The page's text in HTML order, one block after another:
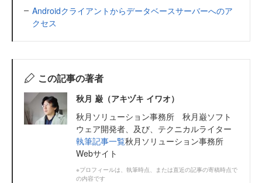
Androidクライアントからデータベースサーバーへのア
クセス
この記事の著者
秋月 巌（アキヅキ イワオ）
秋月ソリューション事務所 秋月巌ソフト
ウェア開発者、及び、テクニカルライター
執筆記事一覧秋月ソリューション事務所
Webサイト
※プロフィールは、執筆時点、または直近の記事の寄稿時点で
の内容です